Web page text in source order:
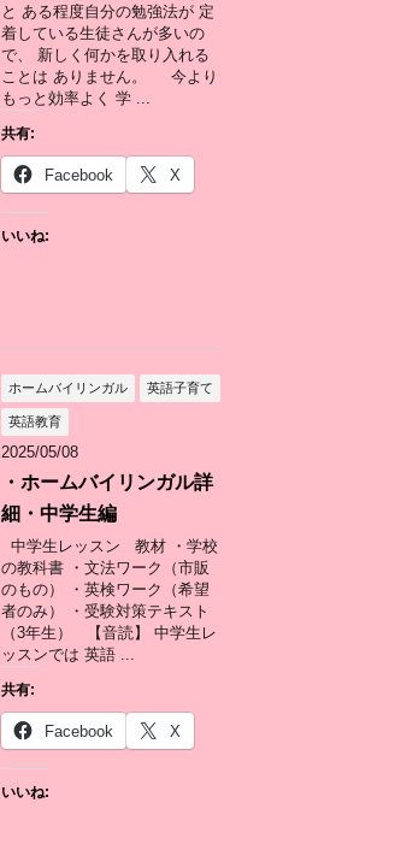
と ある程度自分の勉強法が 定
着している生徒さんが多いの
で、 新しく何かを取り入れる
ことは ありません。 今より
もっと効率よく 学 ...
共有:
Facebook X
いいね:
ホームバイリンガル 英語子育て
英語教育
2025/05/08
・ホームバイリンガル詳
細・中学生編
中学生レッスン 教材 ・学校
の教科書 ・文法ワーク（市販
のもの） ・英検ワーク（希望
者のみ） ・受験対策テキスト
（3年生） 【音読】 中学生レ
ッスンでは 英語 ...
共有:
Facebook X
いいね: